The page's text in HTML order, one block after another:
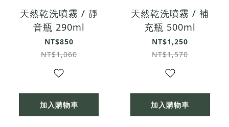
天然乾洗噴霧 / 靜
音瓶 290ml
NT$850
NT$1,060
加入購物車
天然乾洗噴霧 / 補
充瓶 500ml
NT$1,250
NT$1,570
加入購物車